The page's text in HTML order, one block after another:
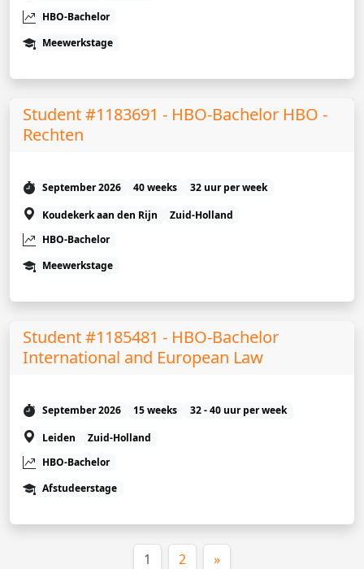
HBO-Bachelor
Meewerkstage
Student #1183691 - HBO-Bachelor HBO -
Rechten
September 2026 40 weeks
32 uur per week
Koudekerk aan den Rijn
Zuid-Holland
HBO-Bachelor
Meewerkstage
Student #1185481 - HBO-Bachelor
International and European Law
September 2026 15 weeks
32 - 40 uur per week
Leiden
Zuid-Holland
HBO-Bachelor
Afstudeerstage
1 (huidige)
2 »